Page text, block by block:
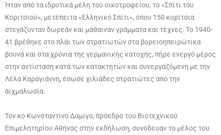
Ήταν από τα ιδρυτικά μέλη του οικοτροφείου, το «Σπίτι του
Κοριτσιού», μετέπειτα «Ελληνικό Σπίτι», όπου 150 κορίτσια
στεγάζονταν δωρεάν και μάθαιναν γράμματα και τέχνες. Το 1940-
41 βρέθηκε στο πλάι των στρατιωτών στα βορειοηπειρώτικα
βουνά και στα χρόνια της γερμανικής κατοχής, πήρε ενεργό μέρος
στην αντίσταση κατά των κατακτητών και συνεργαζόμενη με την
Λέλα Καραγιάννη, έσωσε χιλιάδες στρατιώτες από την
αιχμαλωσία.
Τον κο Κωνσταντίνο Δαμίγο, πρόεδρο του Βιοτεχνικού
Επιμελητηρίου Αθήνας στην εκδήλωση, συνόδευαν το μέλος του